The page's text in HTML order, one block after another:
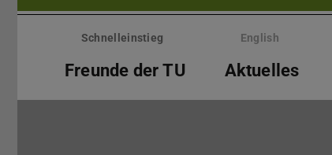
Menü
überspringenSchnelleinstieg English
Freunde der TU Aktuelles